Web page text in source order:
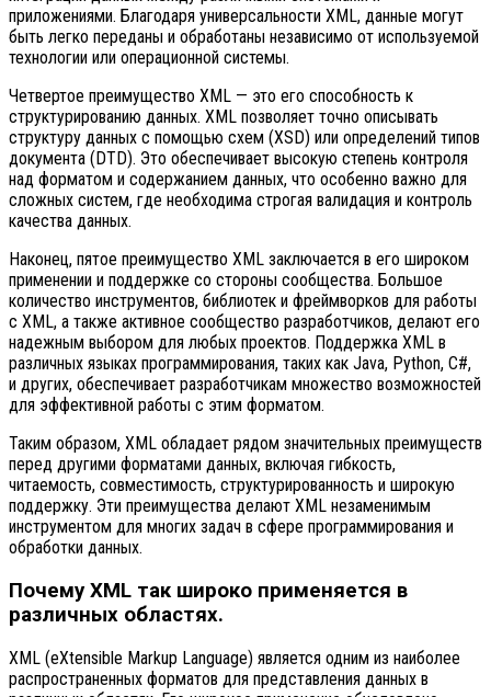
приложениями. Благодаря универсальности XML, данные могут
быть легко переданы и обработаны независимо от используемой
технологии или операционной системы.
Четвертое преимущество XML — это его способность к
структурированию данных. XML позволяет точно описывать
структуру данных с помощью схем (XSD) или определений типов
документа (DTD). Это обеспечивает высокую степень контроля
над форматом и содержанием данных, что особенно важно для
сложных систем, где необходима строгая валидация и контроль
качества данных.
Наконец, пятое преимущество XML заключается в его широком
применении и поддержке со стороны сообщества. Большое
количество инструментов, библиотек и фреймворков для работы
с XML, а также активное сообщество разработчиков, делают его
надежным выбором для любых проектов. Поддержка XML в
различных языках программирования, таких как Java, Python, C#,
и других, обеспечивает разработчикам множество возможностей
для эффективной работы с этим форматом.
Таким образом, XML обладает рядом значительных преимуществ
перед другими форматами данных, включая гибкость,
читаемость, совместимость, структурированность и широкую
поддержку. Эти преимущества делают XML незаменимым
инструментом для многих задач в сфере программирования и
обработки данных.
Почему XML так широко применяется в
различных областях.
XML (eXtensible Markup Language) является одним из наиболее
распространенных форматов для представления данных в